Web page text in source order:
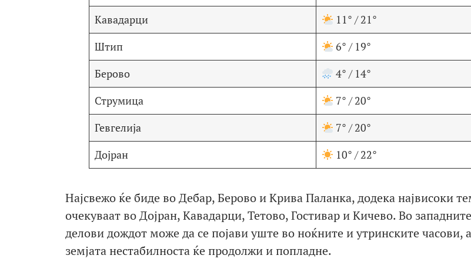
Кавадарци
11° / 21°
Штип
6° / 19°
Берово
4° / 14°
Струмица
7° / 20°
Гевгелија
7° / 20°
Дојран
10° / 22°
Најсвежо ќе биде во Дебар, Берово и Крива Паланка, додека највисоки
очекуваат во Дојран, Кавадарци, Тетово, Гостивар и Кичево. Во
делови дождот може да се појави уште во ноќните и утринските часови,
земјата нестабилноста ќе продолжи и попладне.